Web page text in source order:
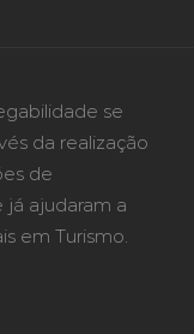
se
da realização
de
ajudaram a
em Turismo.